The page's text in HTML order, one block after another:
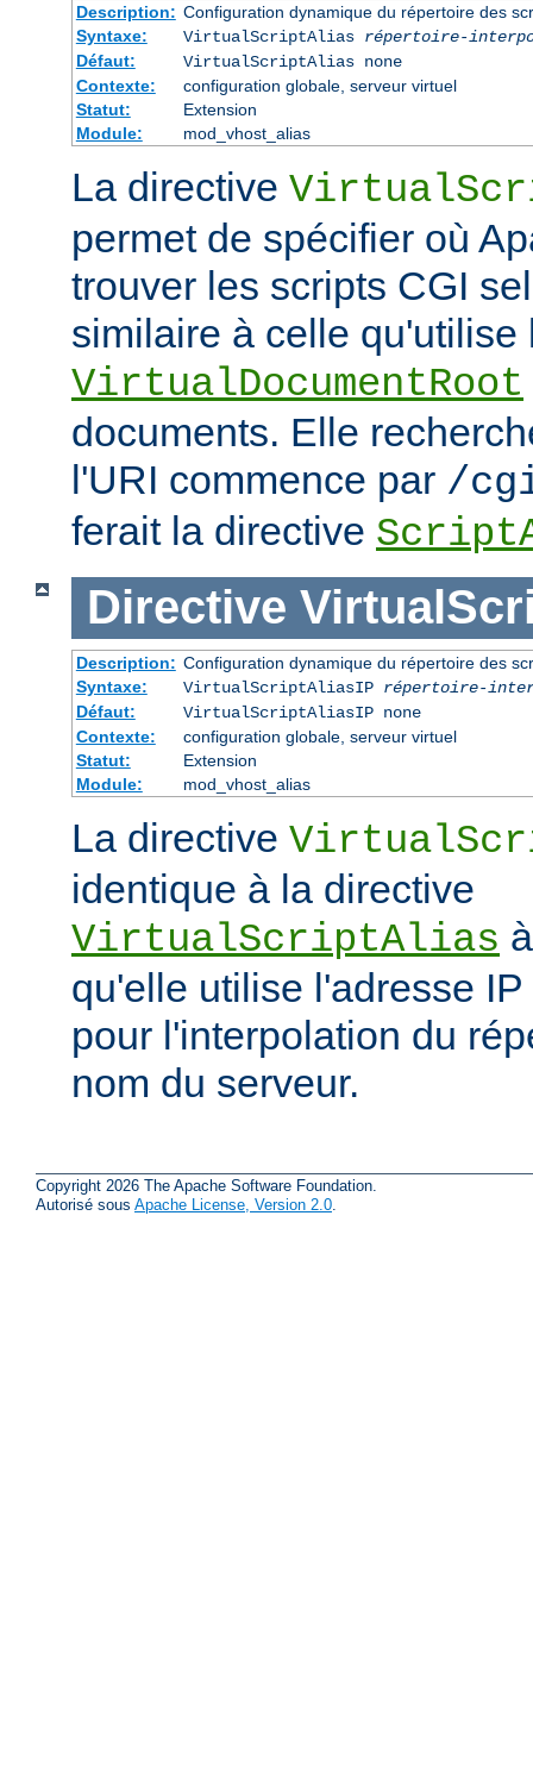
Description: Configuration dynamique du répertoire des
Syntaxe:
VirtualScriptAlias répertoire-
Défaut:
VirtualScriptAlias none
Contexte:
configuration globale, serveur virtuel
Statut:
Extension
Module:
mod_vhost_alias
La directive
permet de spécifier où
trouver les scripts CGI
similaire à celle qu'utilise
VirtualDocumentRoot
documents. Elle
l'URI commence par /
ferait la directive
Directive
Description: Configuration dynamique du répertoire des
Syntaxe:
VirtualScriptAliasIP répertoire-
Défaut:
VirtualScriptAliasIP none
Contexte:
configuration globale, serveur virtuel
Statut:
Extension
Module:
mod_vhost_alias
La directive
identique à la directive
VirtualScriptAlias
qu'elle utilise l'adresse
pour l'interpolation du
nom du serveur.
Copyright 2026 The Apache Software Foundation.
Autorisé sous Apache License, Version 2.0.